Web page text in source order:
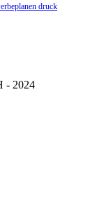
druck
- 2024